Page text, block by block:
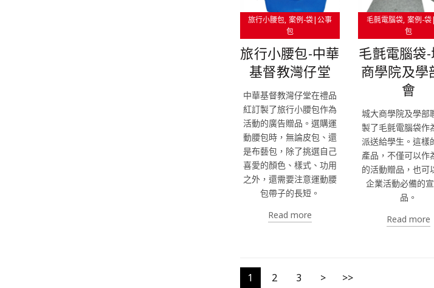
旅行小腰包 案例-袋|公事
包
旅行小腰包-中華
基督教灣仔堂
中華基督教灣仔堂在禮品
紅訂製了旅行小腰包作為
活動的廣告贈品。選購運
動腰包時，無論皮包、還
是布藝包，除了挑選自己
喜愛的顏色、樣式、功用
之外，還需要注意運動腰
包帶子的長短。
Read more
毛氈電腦袋 案例-
包
毛氈電腦袋-
商學院及學
會
城大商學院及學部
製了毛氈電腦袋作
派送給學生。這樣
產品，不僅可以作
的活動贈品，也可
企業活動必備的
品。
Read more
1 2 3 > >>